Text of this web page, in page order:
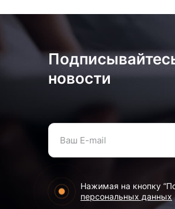
новости
Нажимая на кнопку
персональных данных